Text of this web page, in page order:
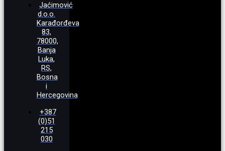
Jaćimović
d.o.o.
Karađorđeva
83,
78000,
Banja
Luka,
RS,
Bosna
i
Hercegovina
+387
(0)51
215
030